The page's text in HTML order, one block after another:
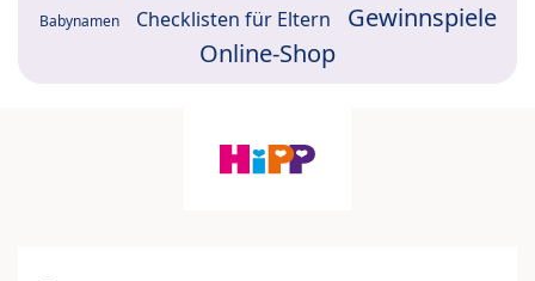
Babynamen Checklisten für Eltern
Gewinnspiele
Online-Shop